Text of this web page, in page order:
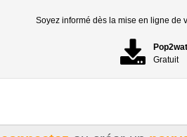
Soyez informé dès la mise en ligne de
Gratuit